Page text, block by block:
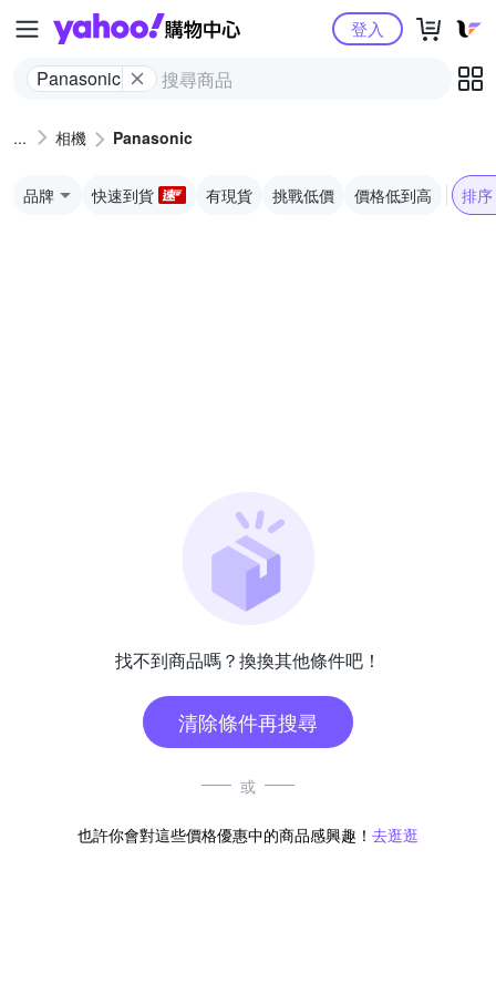
Yahoo購物中心
Panasonic
登入
相機 Panasonic
品牌 快速到貨 有現貨 挑戰低價 價格低到高 排序
找不到商品嗎？換換其他條件吧！
清除條件再搜尋
或
也許你會對這些價格優惠中的商品感興趣！ 去逛逛